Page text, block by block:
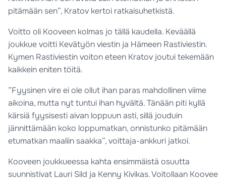
pitämään sen”, Kratov kertoi ratkaisuhetkistä.
Voitto oli Kooveen kolmas jo tällä kaudella. Keväällä
joukkue voitti Kevätyön viestin ja Hämeen Rastiviestin.
Kymen Rastiviestin voiton eteen Kratov joutui tekemään
kaikkein eniten töitä.
”Fyysinen vire ei ole ollut ihan paras mahdollinen viime
aikoina, mutta nyt tuntui ihan hyvältä. Tänään piti kyllä
kärsiä fyysisesti aivan loppuun asti, sillä jouduin
jännittämään koko loppumatkan, onnistunko pitämään
etumatkan maaliin saakka”, voittaja-ankkuri jatkoi.
Kooveen joukkueessa kahta ensimmäistä osuutta
suunnistivat Lauri Sild ja Kenny Kivikas. Voitollaan Koovee